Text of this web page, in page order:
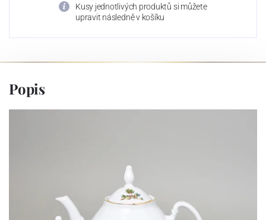
Kusy jednotlivých produktů si můžete
upravit následně v košíku
Popis